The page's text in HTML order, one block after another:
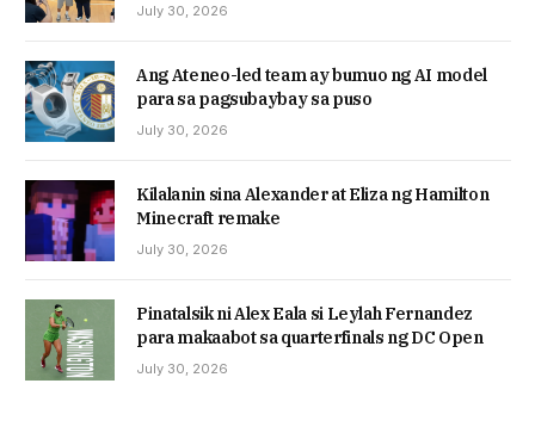
July 30, 2026
Ang Ateneo-led team ay bumuo ng AI model
para sa pagsubaybay sa puso
July 30, 2026
Kilalanin sina Alexander at Eliza ng Hamilton
Minecraft remake
July 30, 2026
Pinatalsik ni Alex Eala si Leylah Fernandez
para makaabot sa quarterfinals ng DC Open
July 30, 2026